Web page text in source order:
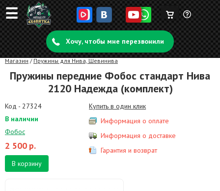
☰ Задать
вопрос
Корзина
пуста
Хочу, чтобы мне перезвонили
Магазин / Пружины для Нива, Шевинива
Пружины передние Фобос стандарт Нива
2120 Надежда (комплект)
Код - 27324
В наличии
Фобос
2 500 р.
В корзину
Купить в один клик
Информация о оплате
Информация о доставке
Гарантия и возврат